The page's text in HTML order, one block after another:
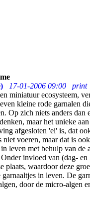
17-01-2006 09:00
print
miniatuur ecosysteem,
kleine rode garnalen
Op zich niets anders dan
maar het unieke
afgesloten 'ei' is, dat
niet voeren, maar dat is
leven met behulp van de
invloed van (dag-
plaats, waardoor deze
in leven. De
door de micro-algen